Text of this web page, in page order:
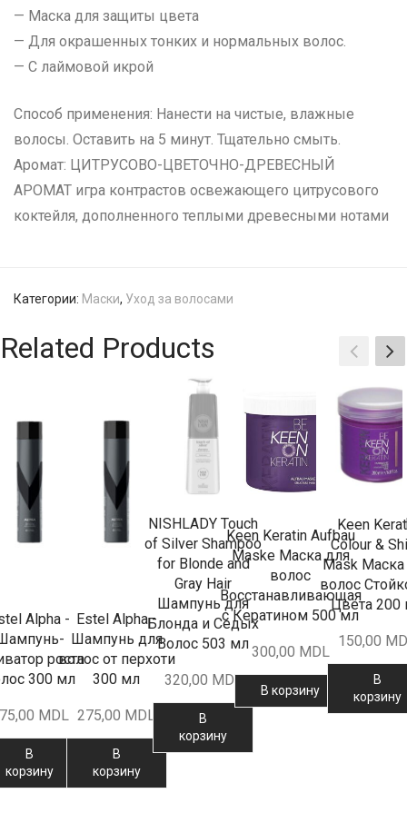
— Маска для защиты цвета
— Для окрашенных тонких и нормальных волос.
— С лаймовой икрой
Способ применения: Нанести на чистые, влажные
волосы. Оставить на 5 минут. Тщательно смыть.
Аромат: ЦИТРУСОВО-ЦВЕТОЧНО-ДРЕВЕСНЫЙ
АРОМАТ игра контрастов освежающего цитрусового
коктейля, дополненного теплыми древесными нотами
Категории: Маски, Уход за волосами
Related Products
Alpha -
роста
300 мл
MDL
В
корзину
Estel Alpha -
Шампунь для
волос от перхоти
300 мл
275,00 MDL
В
корзину
NISHLADY Touch
of Silver Shampoo
for Blonde and
Gray Hair
Шампунь для
Блонда и Седых
Волос 503 мл
320,00 MDL
В
корзину
Keen Keratin Aufbau
Maske Маска для
волос
Восстанавливающая
с Кератином 500 мл
300,00 MDL
В корзину
Keen
Colour &
Mask
волос
Цвета 200
150,00
В
корзину